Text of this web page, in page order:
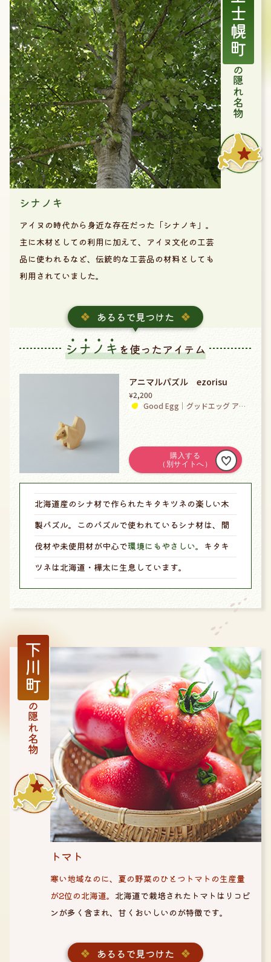
上士幌町
の隠れ名物
シナノキ
アイヌの時代から身近な存在だった「シナノキ」。
主に木材としての利用に加えて、アイヌ文化の工芸
品に使われるなど、伝統的な工芸品の材料としても
利用されていました。
あるるで見つけた
シナノキを使ったアイテム
アニマルパズル ezorisu
¥2,200
Good Egg｜グッドエッグ アッ
北海道産のシナ材で作られたキタキツネの楽しい木
製パズル。このパズルで使われているシナ材は、間
伐材や未使用材が中心で環境にもやさしい。 キタキ
ツネは北海道・樺太に生息しています。
下川町
の隠れ名物
トマト
寒い地域なのに、夏の野菜のひとつトマトの生産量
が2位の北海道。 北海道で栽培されたトマトはリコピ
ンが多く含まれ、甘くおいしいのが特徴です。
あるるで見つけた